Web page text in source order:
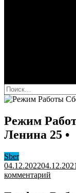
Найти:
Режим
Ленина 25 •
Sber
04.12.202204.12.2021
комментарий